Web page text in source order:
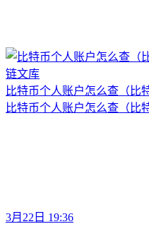
比特币个人账户怎么查（比
比特币个人账户怎么查（比
3月22日 19:36